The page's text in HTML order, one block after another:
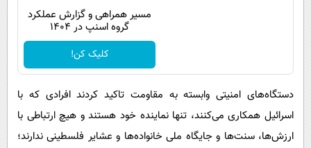
مسیر همراهی و گزارش عملکرد
گروه اسنپ در ۱۴۰۴
کلیک کن!
دستگاه‌های امنیتی وابسته به مقاومت تاکید کردند افرادی که با
اسرائیل همکاری می‌کنند، تنها نماینده خود هستند و هیچ ارتباطی با
ارزش‌ها، سنت‌ها و جایگاه ملی خانواده‌ها و عشایر فلسطینی ندارند؛